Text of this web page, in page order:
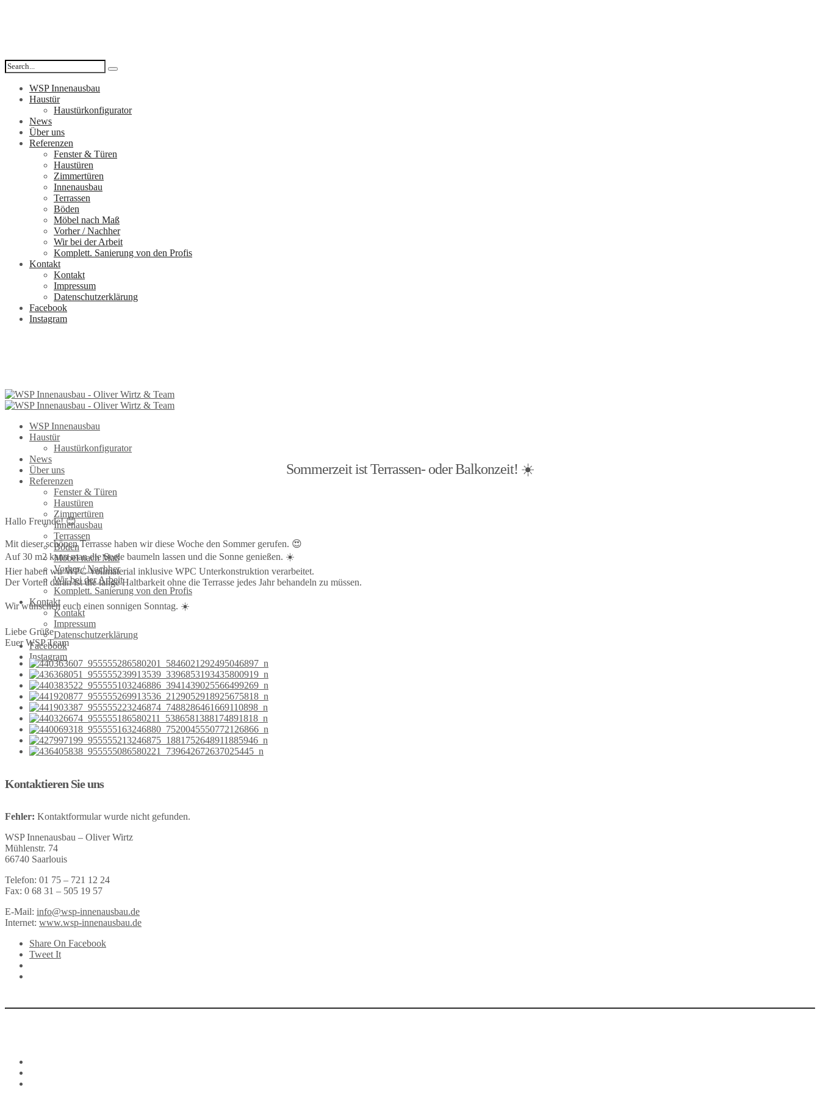
WSP Innenausbau
Haustür
Haustürkonfigurator
News
Über uns
Referenzen
Fenster & Türen
Haustüren
Zimmertüren
Innenausbau
Terrassen
Böden
Möbel nach Maß
Vorher / Nachher
Wir bei der Arbeit
Komplett. Sanierung von den Profis
Kontakt
Kontakt
Impressum
Datenschutzerklärung
Facebook
Instagram
WSP Innenausbau
Haustür
Haustürkonfigurator
News
Über uns
Referenzen
Fenster & Türen
Haustüren
Zimmertüren
Innenausbau
Terrassen
Böden
Möbel nach Maß
Vorher / Nachher
Wir bei der Arbeit
Komplett. Sanierung von den Profis
Kontakt
Kontakt
Impressum
Datenschutzerklärung
Facebook
Instagram
Sommerzeit ist Terrassen- oder Balkonzeit! ☀️
Hallo Freunde! 😊
Mit dieser schönen Terrasse haben wir diese Woche den Sommer gerufen. 😍
Auf 30 m2 kann man die Seele baumeln lassen und die Sonne genießen. ☀️
Hier haben wir WPC Vollmaterial inklusive WPC Unterkonstruktion verarbeitet.
Der Vorteil daran ist die lange Haltbarkeit ohne die Terrasse jedes Jahr behandeln zu müssen.
Wir wünschen euch einen sonnigen Sonntag. ☀️
Liebe Grüße
Euer WSP Team
Kontaktieren Sie uns
Fehler: Kontaktformular wurde nicht gefunden.
WSP Innenausbau – Oliver Wirtz
Mühlenstr. 74
66740 Saarlouis
Telefon: 01 75 – 721 12 24
Fax: 0 68 31 – 505 19 57
E-Mail: info@wsp-innenausbau.de
Internet: www.wsp-innenausbau.de
Share On Facebook
Tweet It